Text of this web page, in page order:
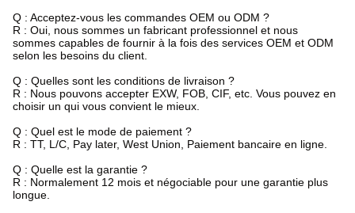
Q : Acceptez-vous les commandes OEM ou ODM ?
R : Oui, nous sommes un fabricant professionnel et nous
sommes capables de fournir à la fois des services OEM et ODM
selon les besoins du client.
Q : Quelles sont les conditions de livraison ?
R : Nous pouvons accepter EXW, FOB, CIF, etc. Vous pouvez en
choisir un qui vous convient le mieux.
Q : Quel est le mode de paiement ?
R : TT, L/C, Pay later, West Union, Paiement bancaire en ligne.
Q : Quelle est la garantie ?
R : Normalement 12 mois et négociable pour une garantie plus
longue.